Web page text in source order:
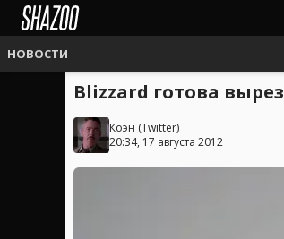
НОВОСТИ
Blizzard готова
Коэн (Twitter)
20:34, 17 августа 2012